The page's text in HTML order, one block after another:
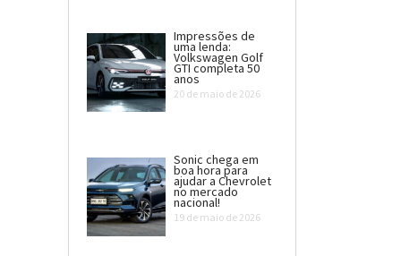
Impressões de
uma lenda:
Volkswagen Golf
GTI completa 50
anos
20 de maio de 2026
Sonic chega em
boa hora para
ajudar a Chevrolet
no mercado
nacional!
19 de maio de 2026